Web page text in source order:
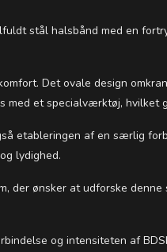
stål halsbånd med en
Det ovale design
et specialværktøj, hvilket
etableringen af en særlig
lydighed.
der ønsker at udforske
og intensiteten af